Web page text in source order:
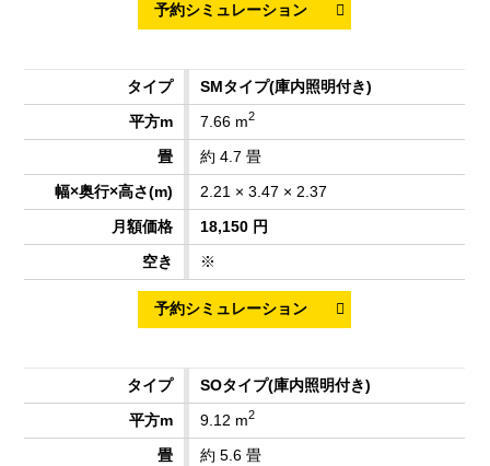
SMタイプ(庫内照明付き)
7.66 m2
約 4.7 畳
2.21 × 3.47 × 2.37
18,150 円
※
SOタイプ(庫内照明付き)
9.12 m2
約 5.6 畳